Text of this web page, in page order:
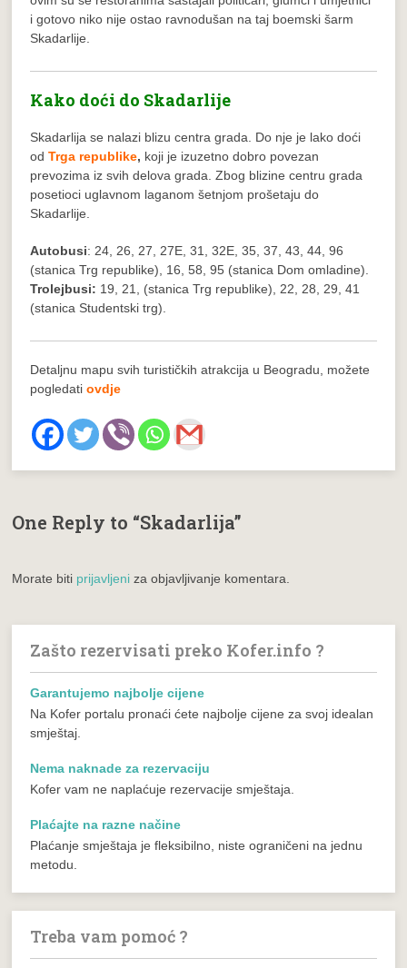
i gotovo niko nije ostao ravnodušan na taj boemski šarm
Skadarlije.
Kako doći do Skadarlije
Skadarlija se nalazi blizu centra grada. Do nje je lako doći
odTrga republike, koji je izuzetno dobro povezan
prevozima iz svih delova grada. Zbog blizine centru grada
posetioci uglavnom laganom šetnjom prošetaju do
Skadarlije.
Autobusi: 24, 26, 27, 27E, 31, 32E, 35, 37, 43, 44, 96
(stanica Trg republike), 16, 58, 95 (stanica Dom omladine).
Trolejbusi: 19, 21, (stanica Trg republike), 22, 28, 29, 41
(stanica Studentski trg).
Detaljnu mapu svih turističkih atrakcija u Beogradu, možete
pogledatiovdje
One Reply to “Skadarlija”
Morate biti prijavljeni za objavljivanje komentara.
Zašto rezervisati preko Kofer.info ?
Garantujemo najbolje cijene
Na Kofer portalu pronaći ćete najbolje cijene za svoj idealan
smještaj.
Nema naknade za rezervaciju
Kofer vam ne naplaćuje rezervacije smještaja.
Plaćajte na razne načine
Plaćanje smještaja je fleksibilno, niste ograničeni na jednu
metodu.
Treba vam pomoć ?